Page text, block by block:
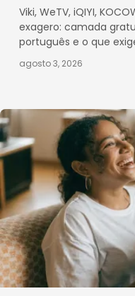
Viki, WeTV, iQIYI,
exagero: camada
português e o que
agosto 3, 2026